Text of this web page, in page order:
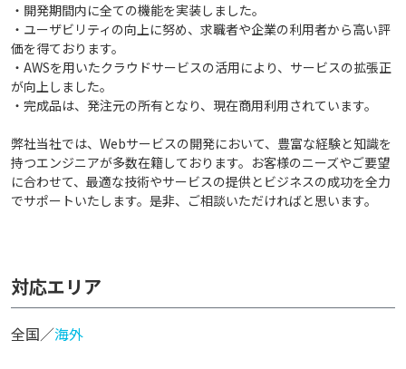
・開発期間内に全ての機能を実装しました。
・ユーザビリティの向上に努め、求職者や企業の利用者から高い評
価を得ております。
・AWSを用いたクラウドサービスの活用により、サービスの拡張正
が向上しました。
・完成品は、発注元の所有となり、現在商用利用されています。
弊社当社では、Webサービスの開発において、豊富な経験と知識を
持つエンジニアが多数在籍しております。お客様のニーズやご要望
に合わせて、最適な技術やサービスの提供とビジネスの成功を全力
でサポートいたします。是非、ご相談いただければと思います。
対応エリア
全国／海外